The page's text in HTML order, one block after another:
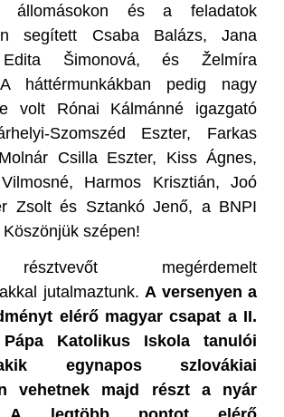
állomásokon és a feladatok
segített Csaba Balázs, Jana
Edita Šimonová, és Želmíra
háttérmunkákban pedig nagy
volt Rónai Kálmánné igazgató
Szomszéd Eszter, Farkas
Csilla Eszter, Kiss Ágnes,
Harmos Krisztián, Joó
Zsolt és Sztankó Jenő, a BNPI
szépen!
megérdemelt
jutalmaztunk. A versenyen a
elérő magyar csapat a II.
Katolikus Iskola tanulói
egynapos szlovákiai
vehetnek majd részt a nyár